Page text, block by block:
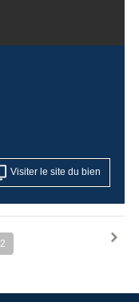
Visiter le site du bien
2